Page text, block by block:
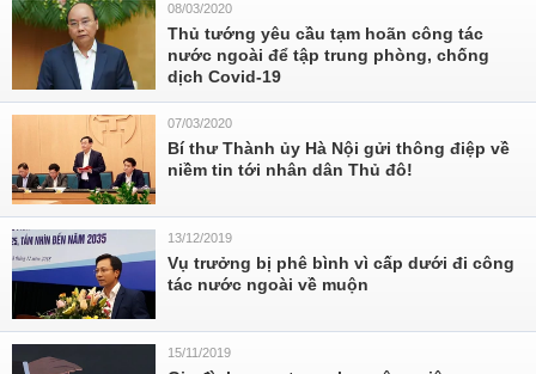
08/03/2020
Thủ tướng yêu cầu tạm hoãn công tác
nước ngoài để tập trung phòng, chống
dịch Covid-19
07/03/2020
Bí thư Thành ủy Hà Nội gửi thông điệp về
niềm tin tới nhân dân Thủ đô!
13/12/2019
Vụ trưởng bị phê bình vì cấp dưới đi công
tác nước ngoài về muộn
15/11/2019